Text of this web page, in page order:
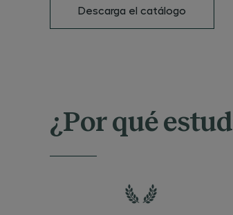
Descarga el catálogo
¿Por qué